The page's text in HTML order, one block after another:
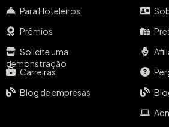
Para Hoteleiros
Prêmios
Solicite uma
demonstração
Carreiras
Blog de empresas